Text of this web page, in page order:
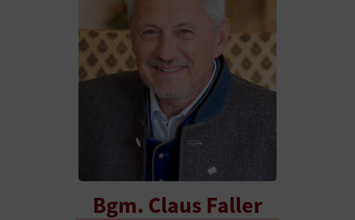
Bgm. Claus Faller